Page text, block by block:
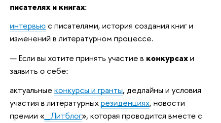
писателях и книгах:
интервью с писателями, история создания книг и
изменений в литературном процессе.
Если вы хотите принять участие в конкурсахи
заявить о себе:
актуальные конкурсы и гранты, дедлайны и условия
участия в литературныхрезиденциях, новости
премии « _Литблог», которая проводится вместе с